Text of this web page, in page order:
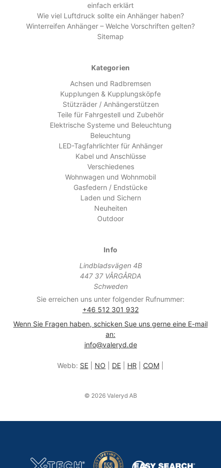
einfach erklärt
Wie viel Luftdruck sollte ein Anhänger haben?
Winterreifen Anhänger – Welche Vorschriften gelten?
Sitemap
Kategorien
Achsen und Radbremsen
Kupplungen & Kupplungsköpfe
Stützräder / Anhängerstützen
Teile für Fahrgestell und Zubehör
Elektrische Systeme und Beleuchtung
Beleuchtung
LED-Tagfahrlichter für Anhänger
Kabel und Anschlüsse
Verschiedenes
Wohnwagen und Wohnmobil
Gasfedern / Endstücke
Laden und Sichern
Neuheiten
Outdoor
Info
Lindbladsvägen 4B
447 37 VÅRGÅRDA
Schweden
Sie erreichen uns unter folgender Rufnummer:
+46 512 301 932
Wenn Sie Fragen haben, schicken Sue uns gerne eine E-mail
an:
info@valeryd.de
Webb: SE NO DE HR COM
© 2026 Valeryd AB